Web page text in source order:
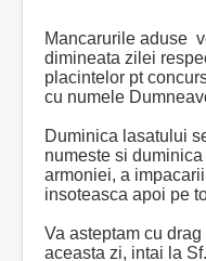
Mancarurile aduse
dimineata zilei
placintelor pt
cu numele
Duminica lasatului
numeste si duminica
armoniei, a
insoteasca apoi pe
Va asteptam cu
aceasta zi, intai la